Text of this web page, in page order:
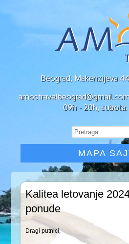
Beograd, Makenzijeva
09h - 20h, subota:
MAPA
Kalitea letovanje
ponude
Dragi putnici,